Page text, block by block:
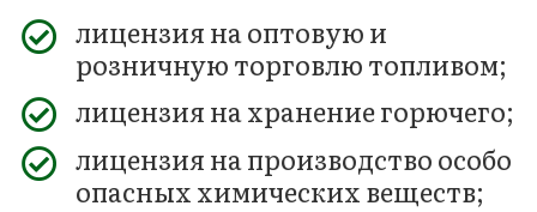
лицензия на оптовую и
розничную торговлю топливом;
лицензия на хранение горючего;
лицензия на производство особо
опасных химических веществ;